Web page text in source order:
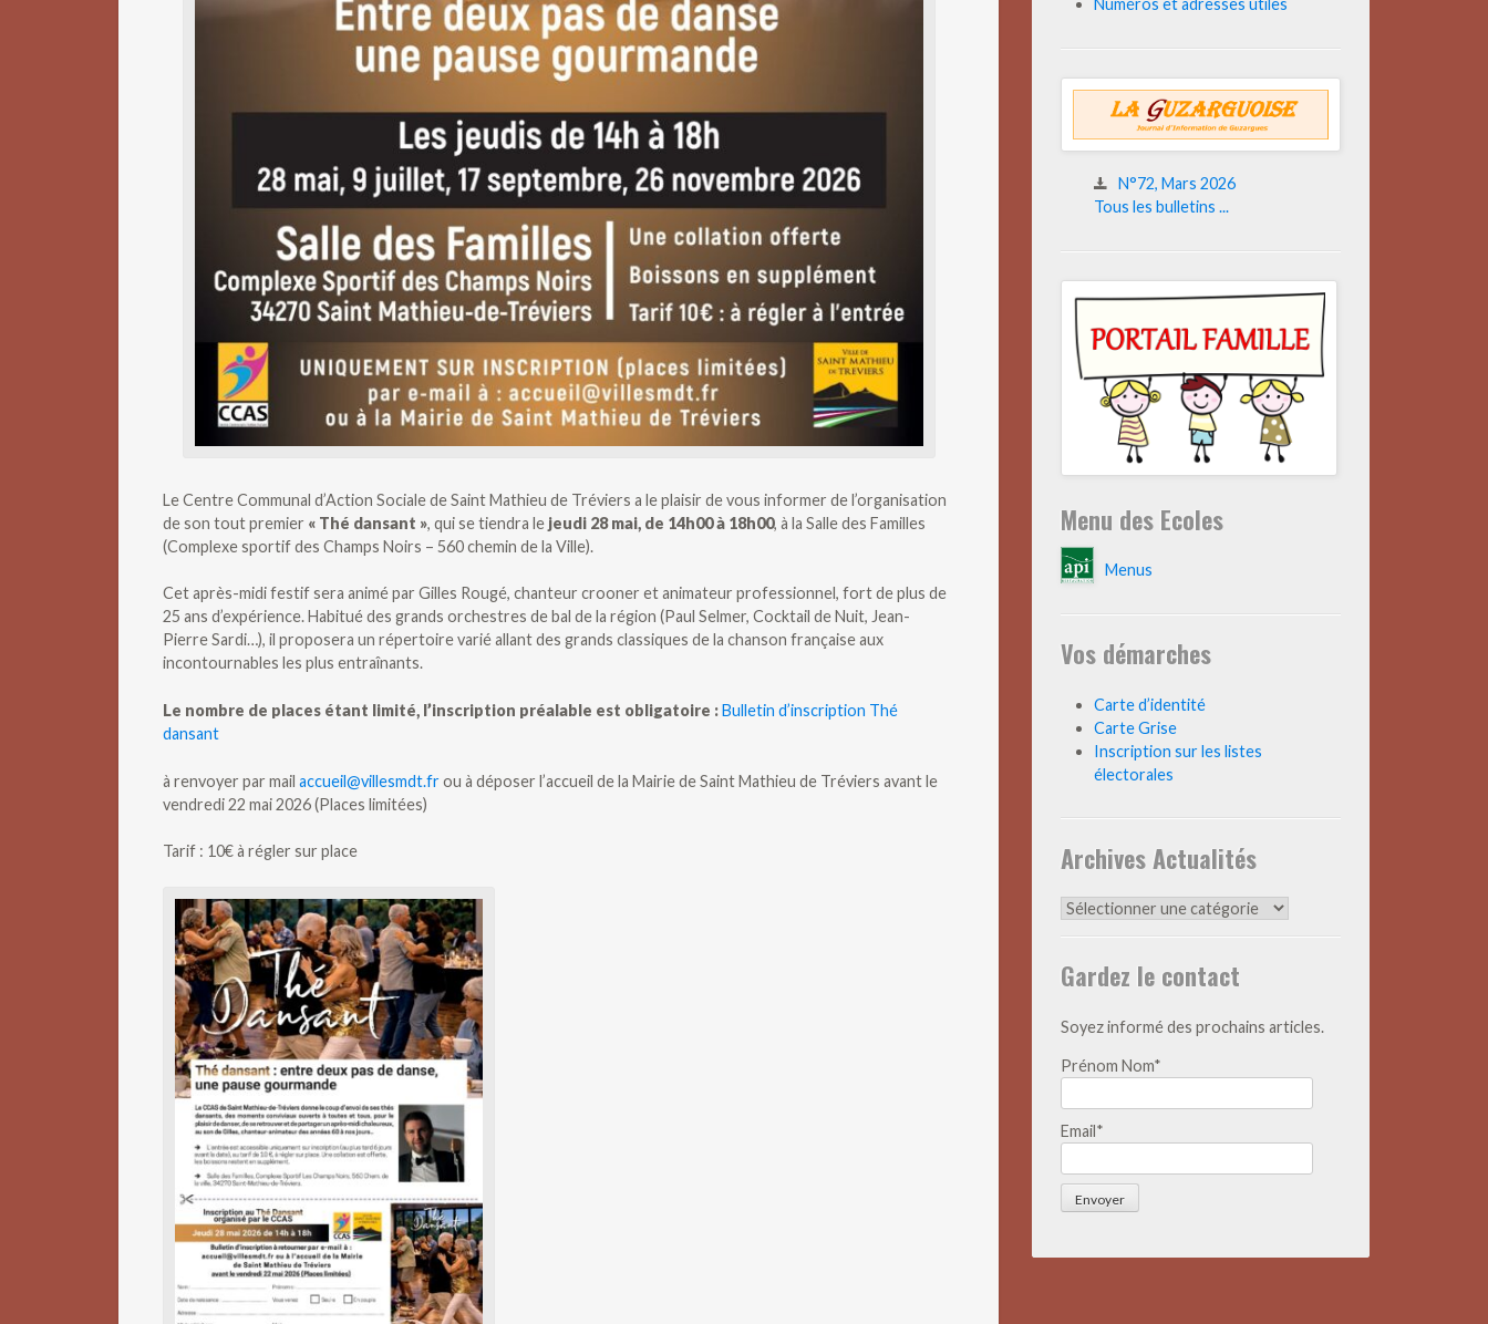
Le Centre Communal d’Action Sociale de Saint Mathieu de Tréviers a le plaisir de vous informer de l’organisation
de son tout premier « Thé dansant », qui se tiendra le jeudi 28 mai, de 14h00 à 18h00, à la Salle des Familles
(Complexe sportif des Champs Noirs – 560 chemin de la Ville).
Cet après-midi festif sera animé par Gilles Rougé, chanteur crooner et animateur professionnel, fort de plus de
25 ans d’expérience. Habitué des grands orchestres de bal de la région (Paul Selmer, Cocktail de Nuit, Jean-
Pierre Sardi…), il proposera un répertoire varié allant des grands classiques de la chanson française aux
incontournables les plus entraînants.
Le nombre de places étant limité, l’inscription préalable est obligatoire :Bulletin d’inscription Thé
dansant
à renvoyer par mail accueil@villesmdt.frou à déposer l’accueil de la Mairie de Saint Mathieu de Tréviers avant le
vendredi 22 mai 2026 (Places limitées)
Tarif : 10€ à régler sur place
Numéros et adresses utiles
N°72, Mars 2026
Tous les bulletins ...
Menu des Ecoles
Menus
Vos démarches
Carte d’identité
Carte Grise
Inscription sur les listes
électorales
Archives Actualités
Archives
Gardez le contact
Soyez informé des prochains articles.
Prénom Nom*
Email*